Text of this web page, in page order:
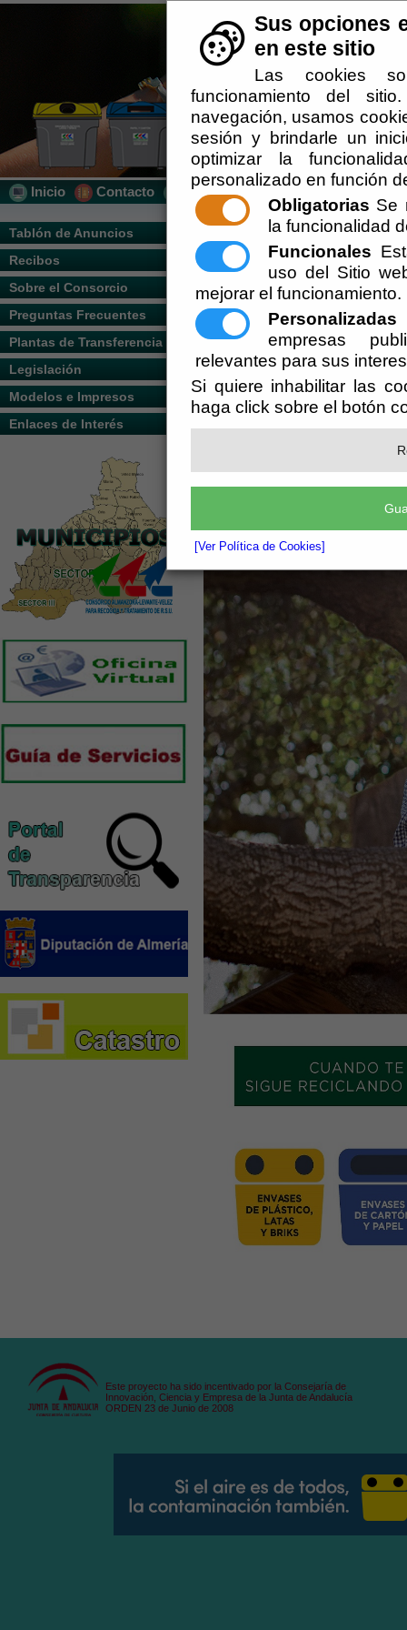
Sus opciones
en este sitio
Las cookies
funcionamiento del
navegación, usamos
sesión y brindarle un
optimizar la
personalizado en función
Obligatorias Se
la funcionalidad
Funcionales
uso del Sitio
mejorar el funcionamiento.
Personalizadas
empresas
relevantes para sus
Si quiere inhabilitar las
haga click sobre el botón
[Ver Política de Cookies]
Inicio Contacto Localización
Tablón de Anuncios
Recibos
Sobre el Consorcio
Preguntas Frecuentes
Plantas de Transferencia
Legislación
Modelos e Impresos
Enlaces de Interés
Usted se encuentra aquí:Inicio // 2015 -
Escuchar
Este proyecto ha sido incentivado por la Consejaría de
Innovación, Ciencia y Empresa de la Junta de Andalucía
ORDEN 23 de Junio de 2008